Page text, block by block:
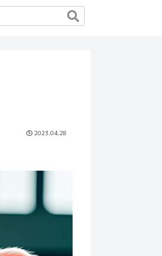
2023.04.28